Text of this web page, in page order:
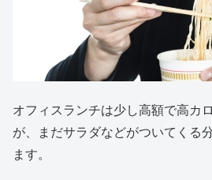
オフィスランチは少し高額で高カ
が、まだサラダなどがついてくる
ます。